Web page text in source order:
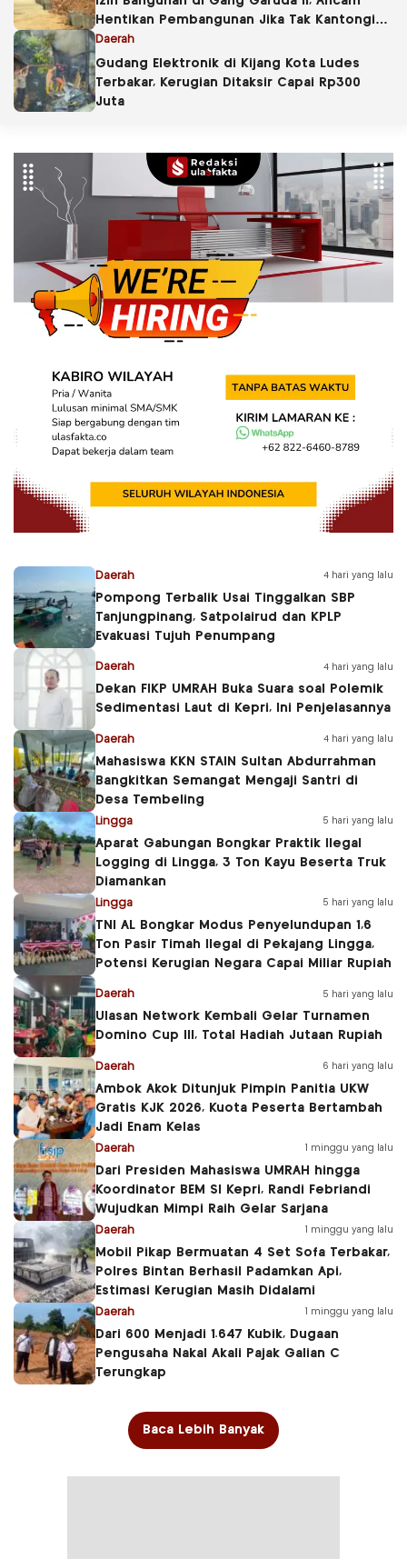
Hentikan Pembangunan Jika Tak Kantongi
PBG
Daerah
Gudang Elektronik di Kijang Kota Ludes
Terbakar, Kerugian Ditaksir Capai Rp300
Juta
Daerah 4 hari yang lalu
Pompong Terbalik Usai Tinggalkan SBP
Tanjungpinang, Satpolairud dan KPLP
Evakuasi Tujuh Penumpang
Daerah 4 hari yang lalu
Dekan FIKP UMRAH Buka Suara soal Polemik
Sedimentasi Laut di Kepri, Ini Penjelasannya
Daerah 4 hari yang lalu
Mahasiswa KKN STAIN Sultan Abdurrahman
Bangkitkan Semangat Mengaji Santri di
Desa Tembeling
Lingga 5 hari yang lalu
Aparat Gabungan Bongkar Praktik Ilegal
Logging di Lingga, 3 Ton Kayu Beserta Truk
Diamankan
Lingga 5 hari yang lalu
TNI AL Bongkar Modus Penyelundupan 1,6
Ton Pasir Timah Ilegal di Pekajang Lingga,
Potensi Kerugian Negara Capai Miliar Rupiah
Daerah 5 hari yang lalu
Ulasan Network Kembali Gelar Turnamen
Domino Cup III, Total Hadiah Jutaan Rupiah
Daerah 6 hari yang lalu
Ambok Akok Ditunjuk Pimpin Panitia UKW
Gratis KJK 2026, Kuota Peserta Bertambah
Jadi Enam Kelas
Daerah 1 minggu yang lalu
Dari Presiden Mahasiswa UMRAH hingga
Koordinator BEM SI Kepri, Randi Febriandi
Wujudkan Mimpi Raih Gelar Sarjana
Daerah 1 minggu yang lalu
Mobil Pikap Bermuatan 4 Set Sofa Terbakar,
Polres Bintan Berhasil Padamkan Api,
Estimasi Kerugian Masih Didalami
Daerah 1 minggu yang lalu
Dari 600 Menjadi 1.647 Kubik, Dugaan
Pengusaha Nakal Akali Pajak Galian C
Terungkap
Baca Lebih Banyak